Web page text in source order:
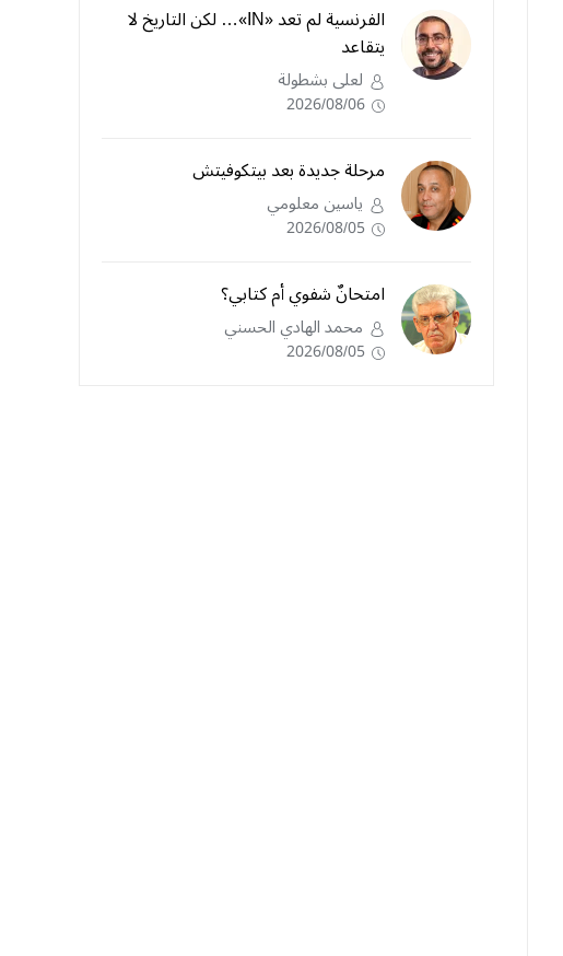
الفرنسية لم تعد «IN»… لكن التاريخ لا
يتقاعد
لعلى بشطولة
2026/08/06
مرحلة جديدة بعد بيتكوفيتش
ياسين معلومي
2026/08/05
امتحانٌ شفوي أم كتابي؟
محمد الهادي الحسني
2026/08/05